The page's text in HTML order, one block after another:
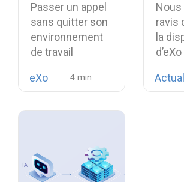
la softphonie
open source
Linphone
Passer un appel
sans quitter son
environnement
de travail
désormais…
eXo
ravis
la